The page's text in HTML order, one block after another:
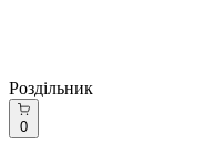
Роздільник
0